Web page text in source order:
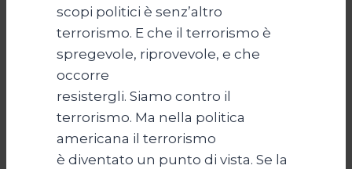
scopi politici è senz’altro
terrorismo. E che il terrorismo è
spregevole, riprovevole, e che
occorre
resistergli. Siamo contro il
terrorismo. Ma nella politica
americana il terrorismo
è diventato un punto di vista. Se la